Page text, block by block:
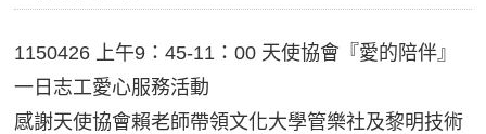
1150426 上午9：45-11：00 天使協會『愛的陪伴』
一日志工愛心服務活動
感謝天使協會賴老師帶領文化大學管樂社及黎明技術